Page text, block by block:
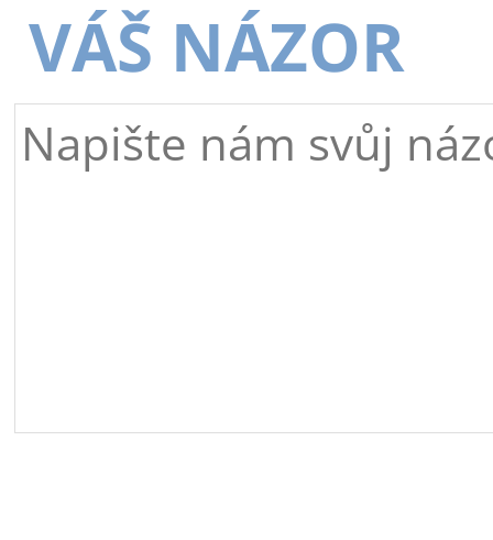
VÁŠ NÁZOR